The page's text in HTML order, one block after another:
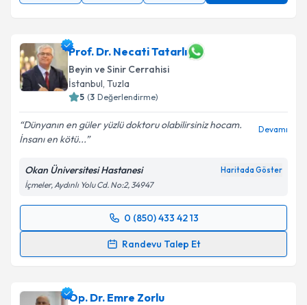
Prof. Dr. Necati Tatarlı
Beyin ve Sinir Cerrahisi
İstanbul, Tuzla
5 (3 Değerlendirme)
Dünyanın en güler yüzlü doktoru olabilirsiniz hocam.
İnsanı en kötü...
Devamı
Okan Üniversitesi Hastanesi Haritada Göster
İçmeler, Aydınlı Yolu Cd. No:2, 34947
0 (850) 433 42 13
Randevu Talep Et
Randevu Takvimi Talebi
takvim hazırlandığında e-posta ile bilgilendireceğiz.
Op. Dr. Emre Zorlu